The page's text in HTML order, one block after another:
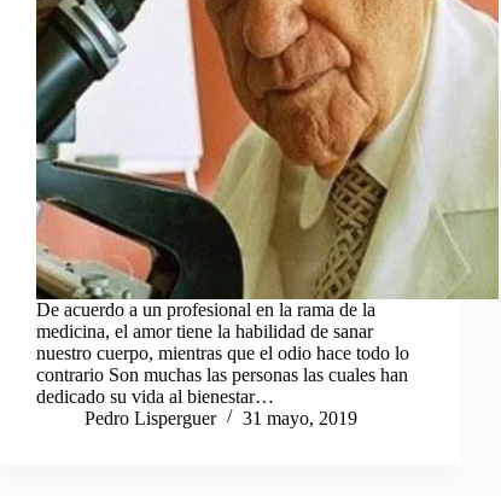
De acuerdo a un profesional en la rama de la
medicina, el amor tiene la habilidad de sanar
nuestro cuerpo, mientras que el odio hace todo lo
contrario Son muchas las personas las cuales han
dedicado su vida al bienestar…
Pedro Lisperguer
31 mayo, 2019